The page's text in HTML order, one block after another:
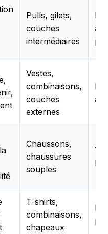
Pulls, gilets,
couches
intermédiaires
Vestes,
combinaisons,
couches
externes
Chaussons,
chaussures
souples
T-shirts,
combinaisons,
chapeaux